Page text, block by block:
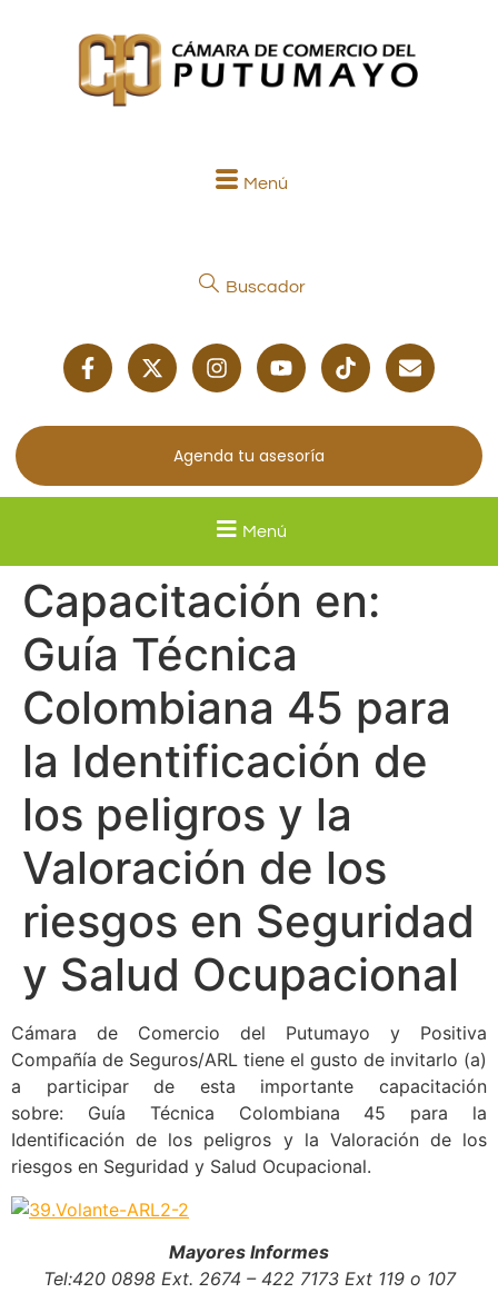
Menú
Buscador
Agenda tu asesoría
Menú
Capacitación en:
Guía Técnica
Colombiana 45 para
la Identificación de
los peligros y la
Valoración de los
riesgos en Seguridad
y Salud Ocupacional
Cámara de Comercio del Putumayo y Positiva
Compañía de Seguros/ARL tiene el gusto de invitarlo (a)
a participar de esta importante capacitación
sobre: Guía Técnica Colombiana 45 para la
Identificación de los peligros y la Valoración de los
riesgos en Seguridad y Salud Ocupacional.
Mayores Informes
Tel:420 0898 Ext. 2674 – 422 7173 Ext 119 o 107